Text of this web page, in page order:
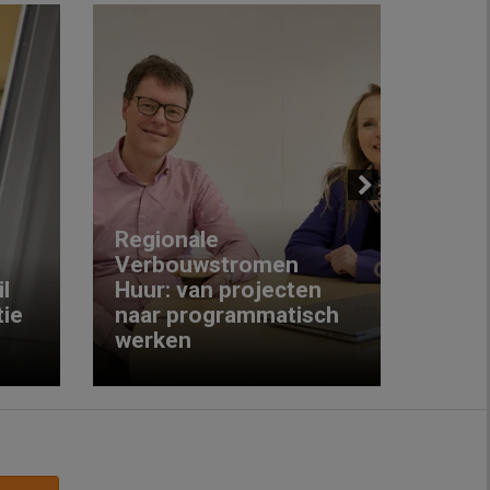
Regionale
Verbouwstromen
Huur: van projecten
naar programmatisch
werken
Next